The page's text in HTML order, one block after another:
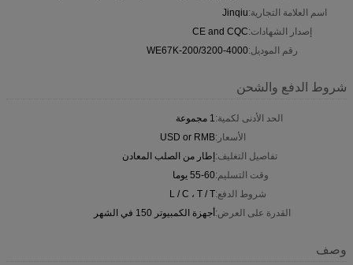
اسم العلامة التجارية:Jinqiu
إصدار الشهادات:CE and CQC
رقم الموديل:WE67K-200/3200-4000
شروط الدفع والشحن
الحد الأدنى لكمية:1 مجموعة
الأسعار:USD or RMB
تفاصيل التغليف:إطار من الصلب المعادن
وقت التسليم:55-60 يوما
شروط الدفع:L / C ، T / T
القدرة على العرض:أجهزة الكمبيوتر 150 في الشهر
وصف